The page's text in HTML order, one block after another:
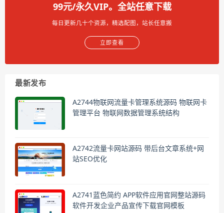
99元/永久VIP。全站任意下载
每日更新几十个资源，精选配图，站长任意搬
立即查看
最新发布
A2744物联网流量卡管理系统源码 物联网卡
管理平台 物联网数据管理系统结构
A2742流量卡网站源码 带后台文章系统+网
站SEO优化
A2741蓝色简约 APP软件应用官网整站源码
软件开发企业产品宣传下载官网模板